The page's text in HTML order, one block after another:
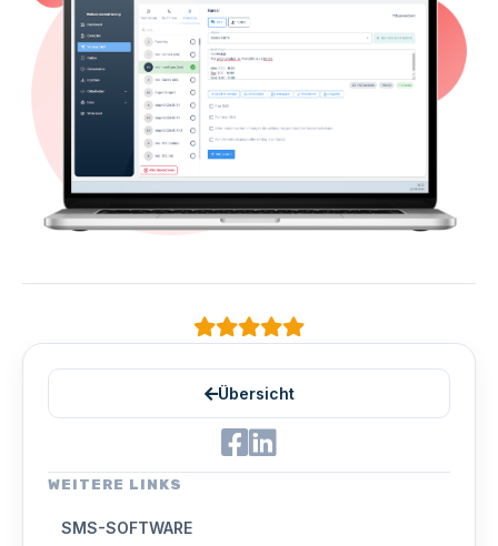
Übersicht
WEITERE LINKS
SMS-SOFTWARE